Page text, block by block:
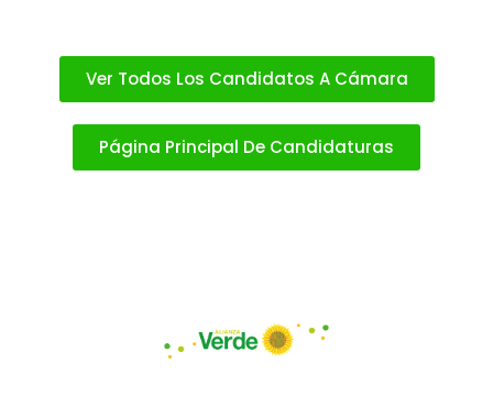
Ver Todos Los Candidatos A Cámara
Página Principal De Candidaturas